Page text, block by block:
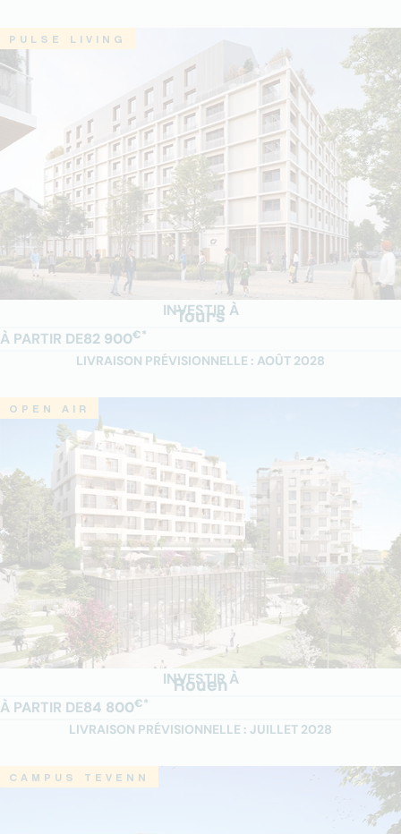
PULSE LIVING
INVESTIR À
Tours
À PARTIR DE82 900€*
LIVRAISON PRÉVISIONNELLE : AOÛT 2028
OPEN AIR
INVESTIR À
Rouen
À PARTIR DE84 800€*
LIVRAISON PRÉVISIONNELLE : JUILLET 2028
CAMPUS TEVENN